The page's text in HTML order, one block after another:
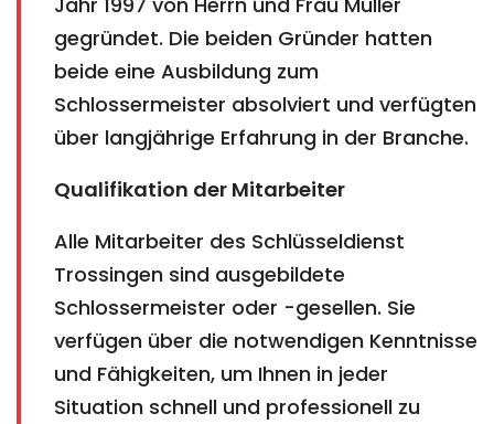
gegründet. Die beiden Gründer hatten
beide eine Ausbildung zum
Schlossermeister absolviert und verfügten
über langjährige Erfahrung in der Branche.
Qualifikation der Mitarbeiter
Alle Mitarbeiter des Schlüsseldienst
Trossingen sind ausgebildete
Schlossermeister oder -gesellen. Sie
verfügen über die notwendigen Kenntnisse
und Fähigkeiten, um Ihnen in jeder
Situation schnell und professionell zu